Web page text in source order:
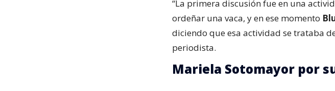
“La primera discusión fue en una
ordeñar una vaca, y en ese momento
diciendo que esa actividad se trataba
periodista.
Mariela Sotomayor por